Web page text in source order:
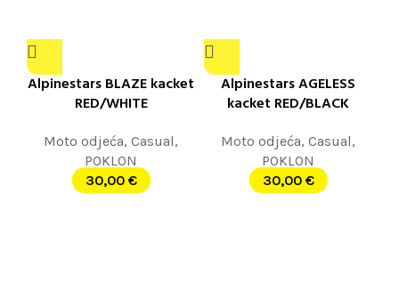
Alpinestars BLAZE kacket
RED/WHITE
Moto odjeća, Casual,
POKLON
30,00 €
Alpinestars AGELESS
kacket RED/BLACK
Moto odjeća, Casual,
POKLON
30,00 €